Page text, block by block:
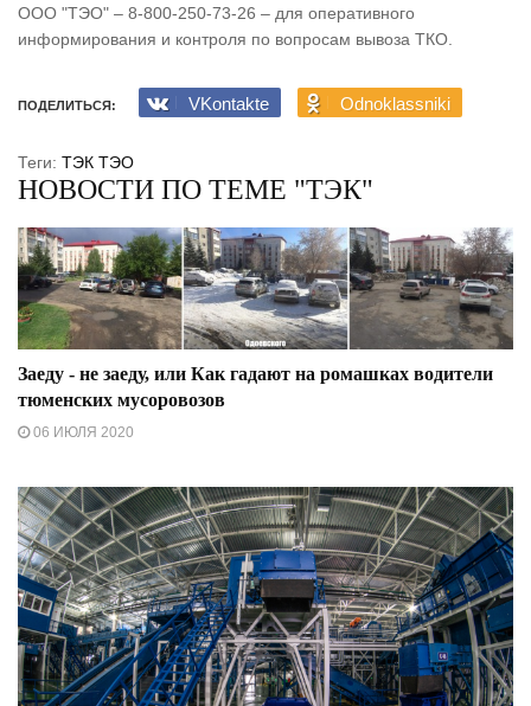
ООО "ТЭО" – 8-800-250-73-26 – для оперативного
информирования и контроля по вопросам вывоза ТКО.
ПОДЕЛИТЬСЯ: VKontakte Odnoklassniki
Теги: ТЭК ТЭО
НОВОСТИ ПО ТЕМЕ "ТЭК"
Заеду - не заеду, или Как гадают на ромашках водители
тюменских мусоровозов
06 ИЮЛЯ 2020